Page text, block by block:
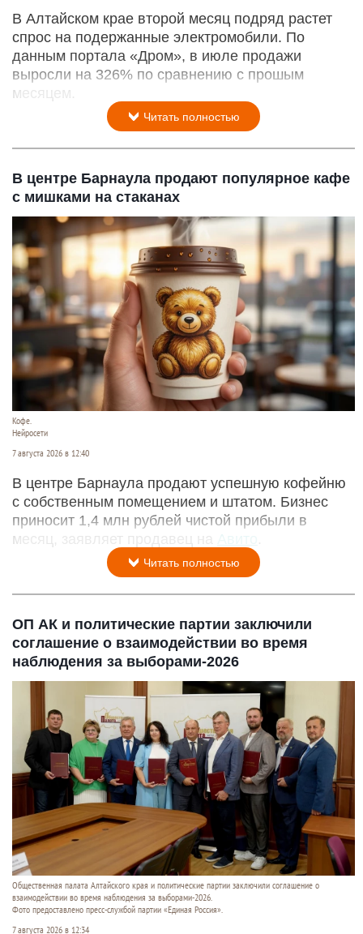
В Алтайском крае второй месяц подряд растет
спрос на подержанные электромобили. По
данным портала «Дром», в июле продажи
выросли на 326% по сравнению с прошым
месяцем.
Читать полностью
В центре Барнаула продают популярное кафе
с мишками на стаканах
Кофе.
Нейросети
7 августа 2026 в 12:40
В центре Барнаула продают успешную кофейню
с собственным помещением и штатом. Бизнес
приносит 1,4 млн рублей чистой прибыли в
месяц, заявляет продавец на
Авито
Читать полностью
ОП АК и политические партии заключили
соглашение о взаимодействии во время
наблюдения за выборами-2026
Общественная палата Алтайского края и политические партии заключили соглашение о
взаимодействии во время наблюдения за выборами-2026.
Фото предоставлено пресс-службой партии «Единая Россия».
7 августа 2026 в 12:34